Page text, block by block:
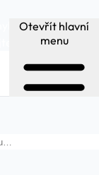
a
nám vědět.
Otevřít hlavní
menu